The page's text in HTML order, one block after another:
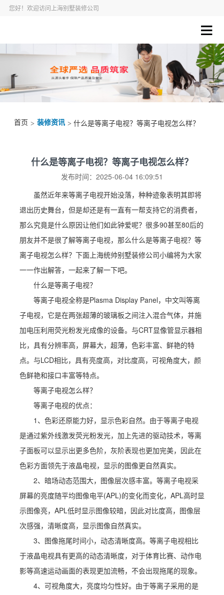
您好！欢迎访问上海别墅装修公司
首页 > 装修资讯 > 什么是等离子电视？等离子电视怎么样？
什么是等离子电视？等离子电视怎么样？
发布时间：2025-06-04 16:09:51
虽然近年来等离子电视开始没落，种种迹象表明其即将
退出历史舞台，但是却还是有一直有一帮支持它的消费者，
那么究竟是什么原因让他们如此钟爱呢？很多90甚至80后的
朋友并不是很了解等离子电视，那么什么是等离子电视？等
离子电视怎么样？下面上海统帅别墅装修公司小编将为大家
一一作出解答，一起来了解一下吧。
什么是等离子电视？
等离子电视全称是Plasma Display Panel，中文叫等离
子电视，它是在两张超薄的玻璃板之间注入混合气体，并施
加电压利用荧光粉发光成像的设备。与CRT显像管显示器相
比，具有分辨率高，屏幕大，超薄，色彩丰富、鲜艳的特
点。与LCD相比，具有亮度高，对比度高，可视角度大，颜
色鲜艳和接口丰富等特点。
等离子电视怎么样？
等离子电视的优点：
1、色彩还原能力好，显示色彩自然。由于等离子电视
是通过紫外线激发荧光粉发光，加上先进的驱动技术，等离
子面板可以显示出更多色阶，灰阶表现也更加完美，因此在
色彩方面领先于液晶电视，显示的图像更自然真实。
2、暗场动态范围大，图像层次感丰富。等离子电视采
屏幕的亮度随平均图像电平(APL)的变化而变化，APL高时显
示图像亮，APL低时显示图像较暗，因此对比度高，图像层
次感强，清晰度高，显示图像自然真实。
3、图像拖尾时间小，动态清晰度高。等离子电视相比
于液晶电视具有更高的动态清晰度，对于体育比赛、动作电
影等高速运动画面的表现更加流畅，不会出现拖尾的现象。
4、可视角度大，亮度均匀性好。由于等离子采用的是